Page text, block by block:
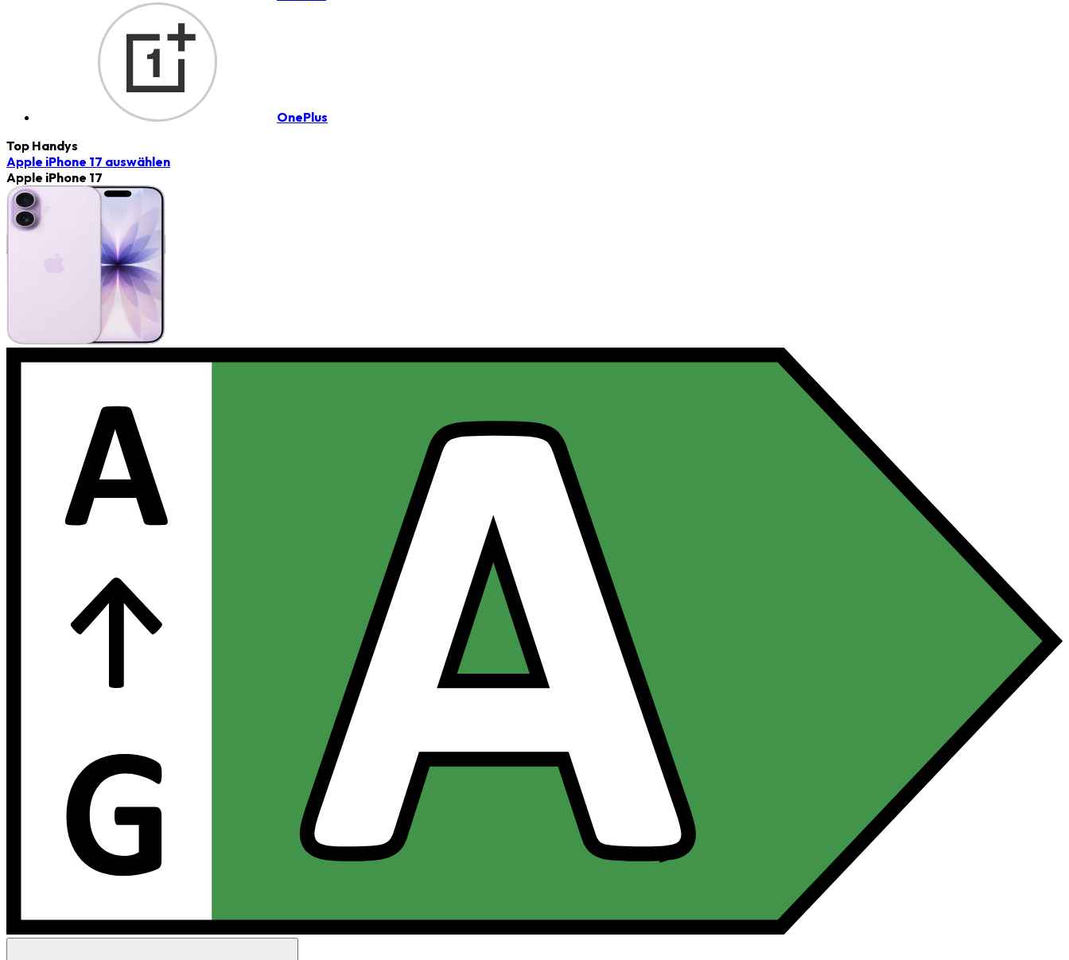
OnePlus
Top Handys
Apple iPhone 17 auswählen
Apple iPhone 17